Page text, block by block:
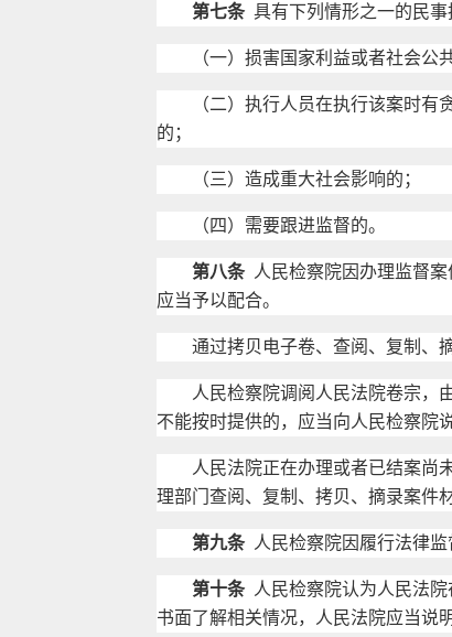
第七条具有下列情形之一的民事
（一）损害国家利益或者社会公共
（二）执行人员在执行该案时有贪
的；
（三）造成重大社会影响的；
（四）需要跟进监督的。
第八条人民检察院因办理监督案
应当予以配合。
通过拷贝电子卷、查阅、复制、摘
人民检察院调阅人民法院卷宗，由
不能按时提供的，应当向人民检察院
人民法院正在办理或者已结案尚未
理部门查阅、复制、拷贝、摘录案件
第九条人民检察院因履行法律监
第十条人民检察院认为人民法院
书面了解相关情况，人民法院应当说